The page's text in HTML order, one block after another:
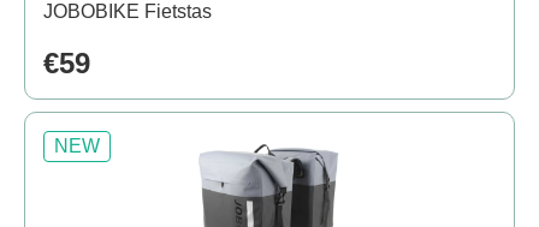
JOBOBIKE Fietstas
€59
NEW